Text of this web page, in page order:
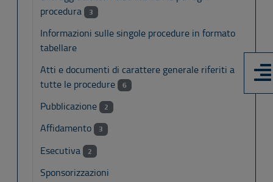
procedura
3
Informazioni sulle singole procedure in formato
tabellare
Atti e documenti di carattere generale riferiti a
tutte le procedure
6
Pubblicazione 2
Affidamento 3
Esecutiva 2
Sponsorizzazioni